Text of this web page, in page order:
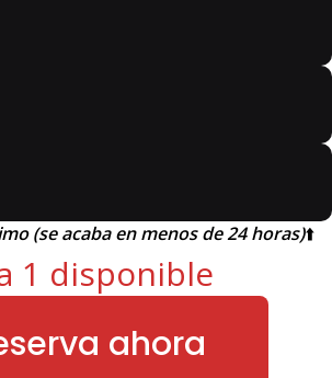
(se acaba en menos de 24 horas)⬆️
1 disponible
ahora